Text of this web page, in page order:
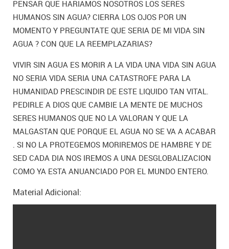
PENSAR QUE HARIAMOS NOSOTROS LOS SERES
HUMANOS SIN AGUA? CIERRA LOS OJOS POR UN
MOMENTO Y PREGUNTATE QUE SERIA DE MI VIDA SIN
AGUA ? CON QUE LA REEMPLAZARIAS?
VIVIR SIN AGUA ES MORIR A LA VIDA UNA VIDA SIN AGUA
NO SERIA VIDA SERIA UNA CATASTROFE PARA LA
HUMANIDAD PRESCINDIR DE ESTE LIQUIDO TAN VITAL.
PEDIRLE A DIOS QUE CAMBIE LA MENTE DE MUCHOS
SERES HUMANOS QUE NO LA VALORAN Y QUE LA
MALGASTAN QUE PORQUE EL AGUA NO SE VA A ACABAR
. SI NO LA PROTEGEMOS MORIREMOS DE HAMBRE Y DE
SED CADA DIA NOS IREMOS A UNA DESGLOBALIZACION
COMO YA ESTA ANUANCIADO POR EL MUNDO ENTERO.
Material Adicional: